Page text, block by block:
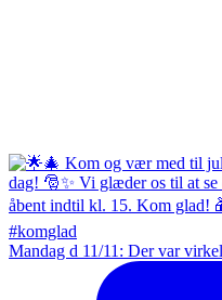
Mandag d 11/11: Der var